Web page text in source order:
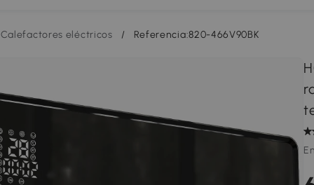
Calefactores eléctricos / Referencia:820-466V90BK